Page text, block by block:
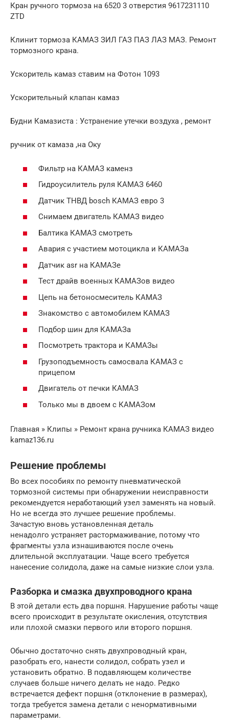
Кран ручного тормоза на 6520 3 отверстия 9617231110
ZTD
Клинит тормоза КАМАЗ ЗИЛ ГАЗ ПАЗ ЛАЗ МАЗ. Ремонт
тормозного крана.
Ускоритель камаз ставим на Фотон 1093
Ускорительный клапан камаз
Будни Камазиста : Устранение утечки воздуха , ремонт
ручник от камаза ,на Оку
Фильтр на КАМАЗ каменз
Гидроусилитель руля КАМАЗ 6460
Датчик ТНВД bosch КАМАЗ евро 3
Снимаем двигатель КАМАЗ видео
Балтика КАМАЗ смотреть
Авария с участием мотоцикла и КАМАЗа
Датчик asr на КАМАЗе
Тест драйв военных КАМАЗов видео
Цепь на бетоносмеситель КАМАЗ
Знакомство с автомобилем КАМАЗ
Подбор шин для КАМАЗа
Посмотреть трактора и КАМАЗы
Грузоподъемность самосвала КАМАЗ с
прицепом
Двигатель от печки КАМАЗ
Только мы в двоем с КАМАЗом
Главная » Клипы » Ремонт крана ручника КАМАЗ видео
kamaz136.ru
Решение проблемы
Во всех пособиях по ремонту пневматической
тормозной системы при обнаружении неисправности
рекомендуется неработающий узел заменять на новый.
Но не всегда это лучшее решение проблемы.
Зачастую вновь установленная деталь
ненадолго устраняет растормаживание, потому что
фрагменты узла изнашиваются после очень
длительной эксплуатации. Чаще всего требуется
нанесение солидола, даже на самые низкие слои узла.
Разборка и смазка двухпроводного крана
В этой детали есть два поршня. Нарушение работы чаще
всего происходит в результате окисления, отсутствия
или плохой смазки первого или второго поршня.
Обычно достаточно снять двухпроводный кран,
разобрать его, нанести солидол, собрать узел и
установить обратно. В подавляющем количестве
случаев больше ничего делать не надо. Редко
встречается дефект поршня (отклонение в размерах),
тогда требуется замена детали с ненормативными
параметрами.